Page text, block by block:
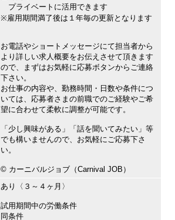
プライベートに活用できます
※雇用期間満了後は１年毎の更新となります
お電話やショートメッセージにて担当者から
より詳しい求人概要をお伝えさせて頂きます
ので、まずはお気軽に応募ボタンからご連絡
下さい。
お仕事の内容や、勤務時間・日数や条件につ
いては、応募者さまの前職でのご経験やご希
望に合わせて柔軟に調整が可能です。
「少し興味がある」「話を聞いてみたい」等
でも構いませんので、お気軽にご応募下さ
い。
©︎ カーニバルジョブ（Carnival JOB）
あり〈３～４ヶ月〉
試用期間中の労働条件
同条件